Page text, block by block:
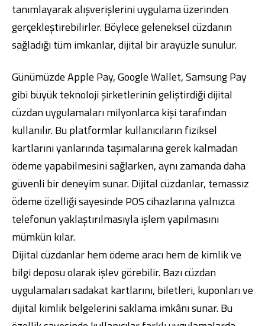
tanımlayarak alışverişlerini uygulama üzerinden
gerçekleştirebilirler. Böylece geleneksel cüzdanın
sağladığı tüm imkanlar, dijital bir arayüzle sunulur.
Günümüzde Apple Pay, Google Wallet, Samsung Pay
gibi büyük teknoloji şirketlerinin geliştirdiği dijital
cüzdan uygulamaları milyonlarca kişi tarafından
kullanılır. Bu platformlar kullanıcıların fiziksel
kartlarını yanlarında taşımalarına gerek kalmadan
ödeme yapabilmesini sağlarken, aynı zamanda daha
güvenli bir deneyim sunar. Dijital cüzdanlar, temassız
ödeme özelliği sayesinde POS cihazlarına yalnızca
telefonun yaklaştırılmasıyla işlem yapılmasını
mümkün kılar.
Dijital cüzdanlar hem ödeme aracı hem de kimlik ve
bilgi deposu olarak işlev görebilir. Bazı cüzdan
uygulamaları sadakat kartlarını, biletleri, kuponları ve
dijital kimlik belgelerini saklama imkânı sunar. Bu